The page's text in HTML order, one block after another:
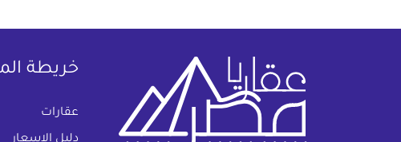
خريطة
عقارات